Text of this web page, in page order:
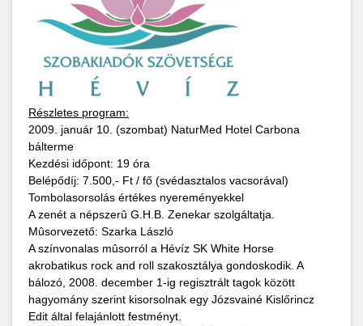
Részletes program:
2009. január 10. (szombat) NaturMed Hotel Carbona
bálterme
Kezdési időpont: 19 óra
Belépődíj: 7.500,- Ft / fő (svédasztalos vacsorával)
Tombolasorsolás értékes nyereményekkel
A zenét a népszerû G.H.B. Zenekar szolgáltatja.
Mûsorvezető: Szarka László
A színvonalas mûsorról a Hévíz SK White Horse
akrobatikus rock and roll szakosztálya gondoskodik. A
bálozó, 2008. december 1-ig regisztrált tagok között
hagyomány szerint kisorsolnak egy Józsvainé Kislőrincz
Edit által felajánlott festményt.